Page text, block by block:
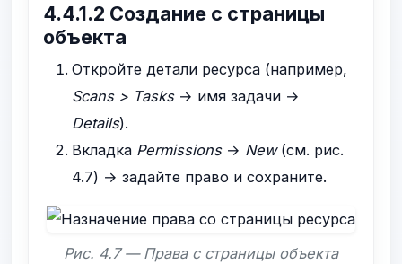
4.4.1.2 Создание с страницы
объекта
Откройте детали ресурса (например,
Scans > Tasks→ имя задачи →
Details).
Вкладка Permissions→ New(см. рис.
4.7) → задайте право и сохраните.
Рис. 4.7 — Права с страницы объекта